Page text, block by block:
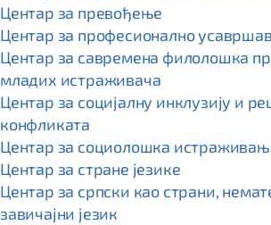
Центар за превођење
Центар за професионално
Центар за савремена филолошка
младих истраживача
Центар за социјалну инклузију и
конфликата
Центар за социолошка
Центар за стране језике
Центар за српски као страни,
завичајни језик